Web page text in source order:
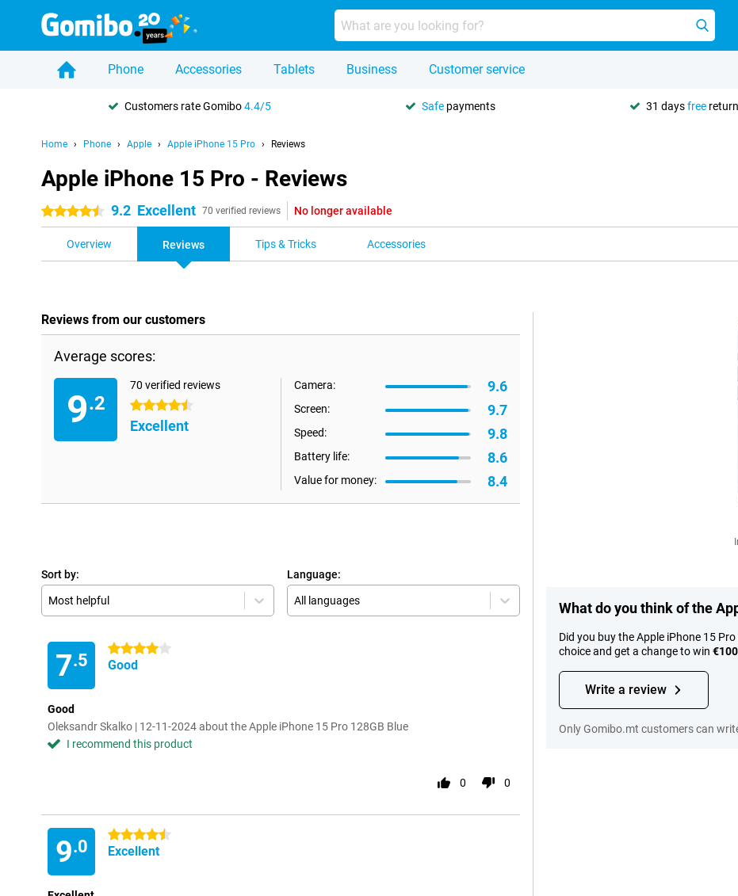
Phone Accessories Tablets Business Customer service
Customers rate Gomibo4.4/5 Safe payments 31 daysfree
Home Phone Apple Apple iPhone 15 Pro Reviews
Apple iPhone 15 Pro - Reviews
4.5 stars 9.2 Excellent 70 verified reviews No longer available
Overview Reviews Tips & Tricks Accessories
Reviews from our customers
Average scores:
9.2
70 verified reviews
4.5 stars
Excellent
Camera: 9.6
Screen: 9.7
Speed: 9.8
Battery life: 8.6
Value for money: 8.4
Sort by:
Most helpful
Language:
All languages
7.5
4 stars
Good
Good
Oleksandr Skalko | 12-11-2024 about the Apple iPhone 15 Pro 128GB Blue
I recommend this product
0 0
9.0
4.5 stars
Excellent
What do you think of the
Did you buy the Apple iPhone 15
choice and get a change to win
Write a review
Only Gomibo.mt customers can